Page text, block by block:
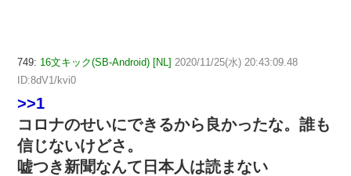
749: 16文キック(SB-Android) [NL] 2020/11/25(水) 20:43:09.48
ID:8dV1/kvi0
>>1
コロナのせいにできるから良かったな。誰も
信じないけどさ。
嘘つき新聞なんて日本人は読まない